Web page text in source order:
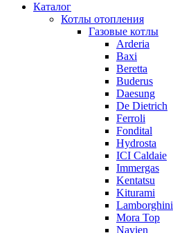
Каталог
Котлы отопления
Газовые котлы
Arderia
Baxi
Beretta
Buderus
Daesung
De Dietrich
Ferroli
Fondital
Hydrosta
ICI Caldaie
Immergas
Kentatsu
Kiturami
Lamborghini
Mora Top
Navien